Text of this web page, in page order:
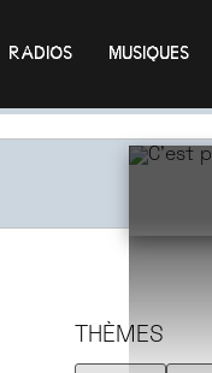
RADIOS MUSIQUES
THÈMES